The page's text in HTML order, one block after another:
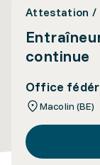
Attestation /
continue
Office
Macolin (BE)